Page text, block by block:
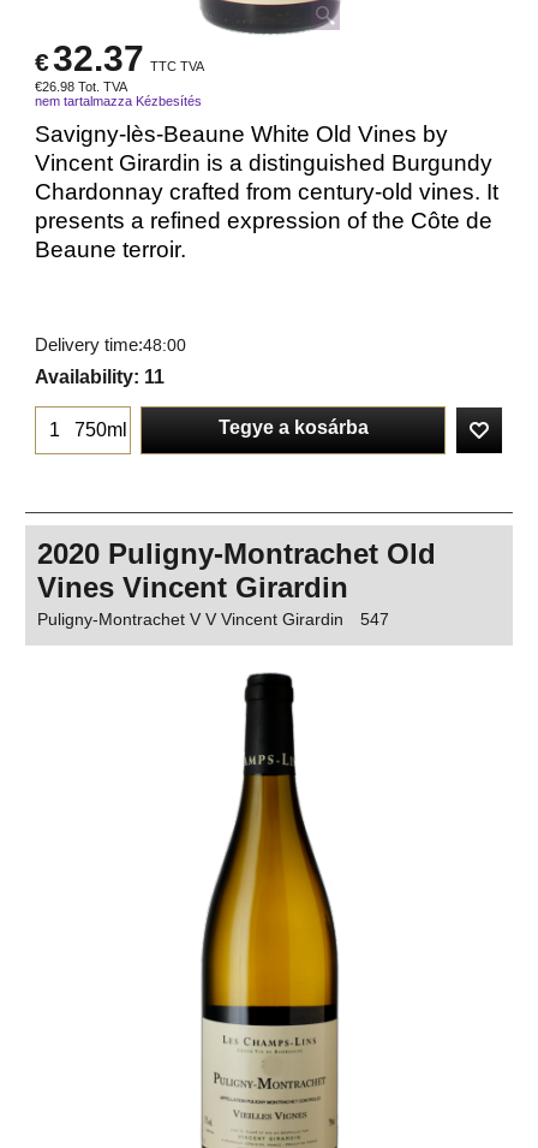
€32.37 TTC TVA
€26.98 Tot. TVA
nem tartalmazza Kézbesítés
Savigny-lès-Beaune White Old Vines by
Vincent Girardin is a distinguished Burgundy
Chardonnay crafted from century-old vines. It
presents a refined expression of the Côte de
Beaune terroir.
Delivery time:48:00
Availability: 11
750ml Tegye a kosárba
2020 Puligny-Montrachet Old
Vines Vincent Girardin
Puligny-Montrachet V V Vincent Girardin 547